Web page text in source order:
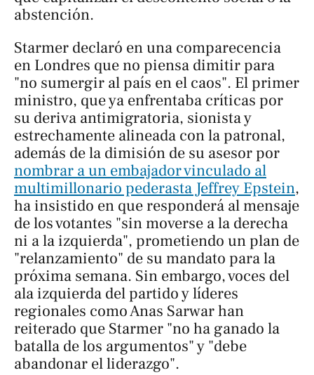
abstención.
Starmer declaró en una comparecencia
en Londres que no piensa dimitir para
"no sumergir al país en el caos". El primer
ministro, que ya enfrentaba críticas por
su deriva antimigratoria, sionista y
estrechamente alineada con la patronal,
además de la dimisión de su asesor por
nombrar a un embajador vinculado al
multimillonario pederasta Jeffrey Epstein,
ha insistido en que responderá al mensaje
de los votantes "sin moverse a la derecha
ni a la izquierda", prometiendo un plan de
"relanzamiento" de su mandato para la
próxima semana. Sin embargo, voces del
ala izquierda del partido y líderes
regionales como Anas Sarwar han
reiterado que Starmer "no ha ganado la
batalla de los argumentos" y "debe
abandonar el liderazgo".